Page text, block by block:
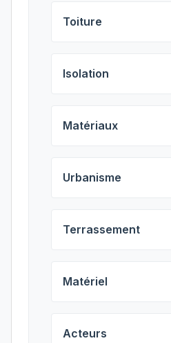
Toiture
Isolation
Matériaux
Urbanisme
Terrassement
Matériel
Acteurs